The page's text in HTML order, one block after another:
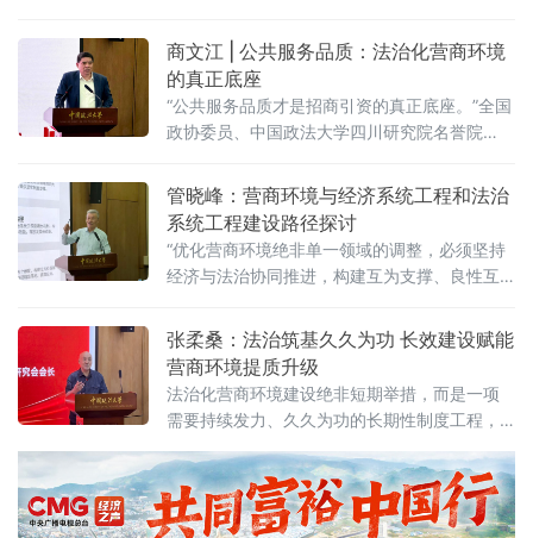
商环境的核心要义在于法治化保障——因为法
治提供明确的预期。当天，中国政法大学法治
化营商环境建设与数字金融研究中心在京正式
成立，同步启动“法治筑基、商业有序——地方
政府促进招商引资和高质量发展路径”法治化营
商文江 | 公共服务品质：法治化营商环境
的真正底座
“公共服务品质才是招商引资的真正底座。”全国
政协委员、中国政法大学四川研究院名誉院
营商环境建设与数字金融研究中心揭牌仪式上
作出上述表示。他指出，《公平竞争审查条
例》施行后，各地招商引资的竞争焦点已从“拼
政策洼地”转向“拼服务高地”“拼法治高地”，长期
稳定、高效透明的法治环境与公共服务成为吸
管晓峰：营商环境与经济系统工程和法治
系统工程建设路径探讨
“优化营商环境绝非单一领域的调整，必须坚持
经济与法治协同推进，构建互为支撑、良性互
教授管晓峰6月7日在中国政法大学法治化营商
环境建设与数字金融研究中心揭牌仪式上作出
上述表示。他在题为《营商环境与经济、法治
系统工程建设路径探讨》的主题演讲中，系统
阐述以系统工程思维推进营商环境建设的理论
框架与实践路径。管晓峰从市场发展环境问
张柔桑：法治筑基久久为功 长效建设赋能
营商环境提质升级
法治化营商环境建设绝非短期举措，而是一项
需要持续发力、久久为功的长期性制度工程，
展的根本路径。